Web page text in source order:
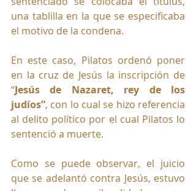
una tablilla en la que se especificaba
el motivo de la condena.
En este caso, Pilatos ordenó poner
en la cruz de Jesús la inscripción de
“Jesús de Nazaret, rey de los
judíos”, con lo cual se hizo referencia
al delito político por el cual Pilatos lo
sentenció a muerte.
Como se puede observar, el juicio
que se adelantó contra Jesús, estuvo